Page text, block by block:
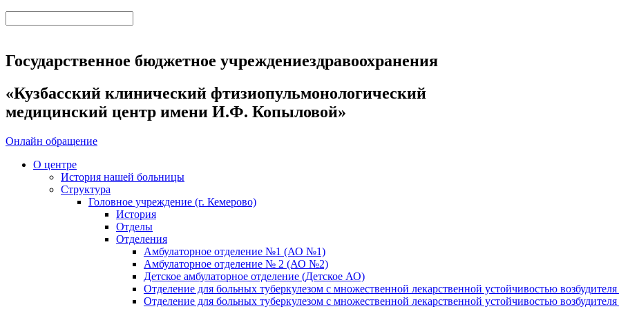
Государственное бюджетное учреждениездравоохранения
«Кузбасский клинический фтизиопульмонологический
медицинский центр имени И.Ф. Копыловой»
Онлайн обращение
О центре
История нашей больницы
Структура
Головное учреждение (г. Кемерово)
История
Отделы
Отделения
Амбулаторное отделение №1 (АО №1)
Амбулаторное отделение № 2 (АО №2)
Детское амбулаторное отделение (Детское АО)
Отделение для больных туберкулезом с множественной лекарственной устойчивостью
Отделение для больных туберкулезом с множественной лекарственной устойчивостью